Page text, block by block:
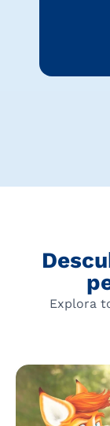
Explora